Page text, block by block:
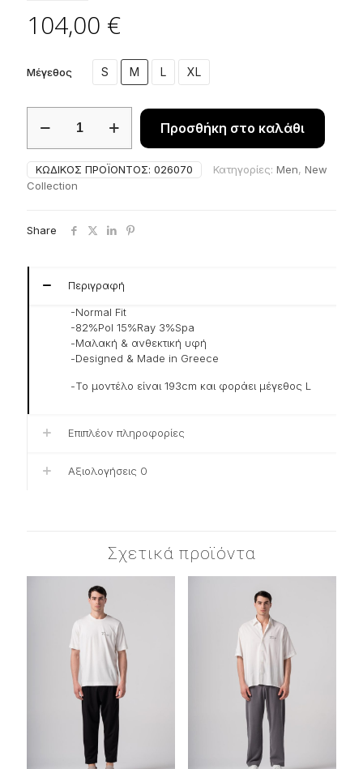
104,00 €
Μέγεθος S M L XL
pants
ποσότητα
Προσθήκη στο καλάθι
ΚΩΔΙΚΌΣ ΠΡΟΪΌΝΤΟΣ: 026070 Κατηγορίες: Men, New
Collection
Share
Περιγραφή
-Normal Fit
-82%Pol 15%Ray 3%Spa
-Μαλακή & ανθεκτική υφή
-Designed & Made in Greece
-Το μοντέλο είναι 193cm και φοράει μέγεθος L
Επιπλέον πληροφορίες
Αξιολογήσεις 0
Σχετικά προϊόντα